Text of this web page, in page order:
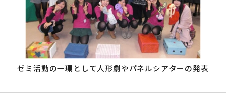
ゼミ活動の一環として人形劇やパネルシアターの発表